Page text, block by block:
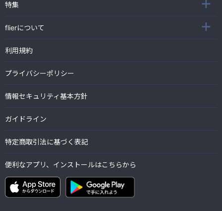
特集
flierについて
利用規約
プライバシーポリシー
情報セキュリティ基本方針
ガイドライン
特定商取引法に基づく表記
便利なアプリ、インストールはこちらから